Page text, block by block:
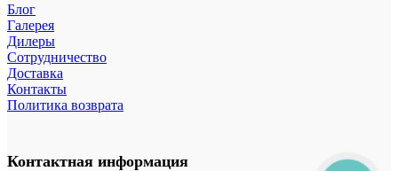
Блог
Галерея
Дилеры
Сотрудничество
Доставка
Контакты
Политика возврата
Контактная информация